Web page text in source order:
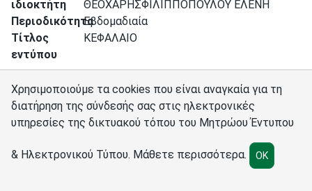
ιδιοκτήτη
ΘΕΟΧΑΡΗΣΦΙΛΙΠΠΟΠΟΥΛΟΥ ΕΛΕΝΗ
ΠεριοδικότηταΕβδομαδιαία
Τίτλος
εντύπου
ΚΕΦΑΛΑΙΟ
Ρυθμίσεις cookies
Χρησιμοποιούμε τα cookies που είναι αναγκαία για τη
διατήρηση της σύνδεσής σας στις ηλεκτρονικές
υπηρεσίες της δικτυακού τόπου του Μητρώου Έντυπου
& Ηλεκτρονικού Τύπου. Μάθετε περισσότερα. OK